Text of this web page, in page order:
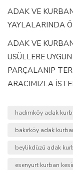
ADAK VE
YAYLALARINDA
ADAK VE
USÜLLERE
PARÇALANIP
ARACIMIZLA
hadımköy adak
bakırköy adak
beylikdüzü adak
esenyurt kurban